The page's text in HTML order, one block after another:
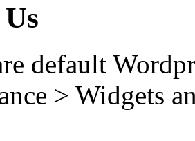
default
> Widgets